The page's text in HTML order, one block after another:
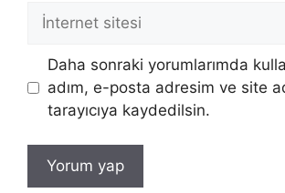
İnternet
sitesi
Daha sonraki yorumlarımda
adım, e-posta adresim ve site
tarayıcıya kaydedilsin.